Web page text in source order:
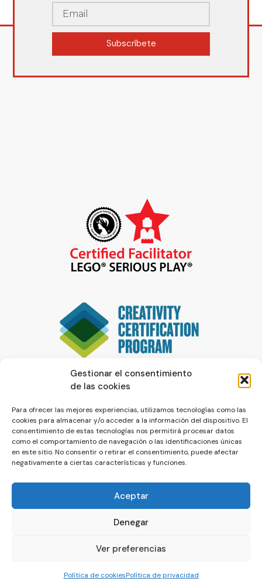
Gestionar el consentimiento
de las cookies
Para ofrecer las mejores experiencias, utilizamos tecnologías como las
cookies para almacenar y/o acceder a la información del dispositivo. El
consentimiento de estas tecnologías nos permitirá procesar datos
como el comportamiento de navegación o las identificaciones únicas
en este sitio. No consentir o retirar el consentimiento, puede afectar
negativamente a ciertas características y funciones.
Aceptar
Denegar
Ver preferencias
Política de cookiesPolítica de privacidad
Subscríbete
© La Servilleta - El Blog de Paco Prieto
Política de cookiesPolítica de privacidad